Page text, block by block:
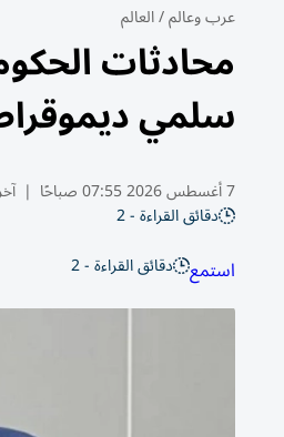
عرب وعالم/العالم
محادثات
سلمي
7 أغسطس 2026 07:55 صباحًا |
دقائق القراءة - 2
استمع دقائق القراءة - 2